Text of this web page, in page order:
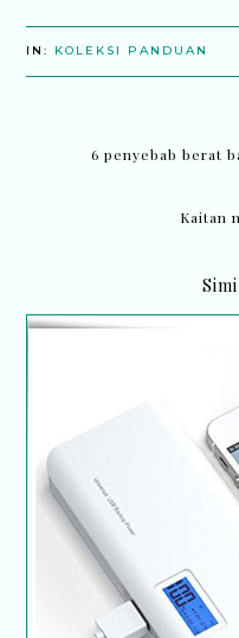
IN: KOLEKSI PANDUAN
6 penyebab berat
Kaitan
5